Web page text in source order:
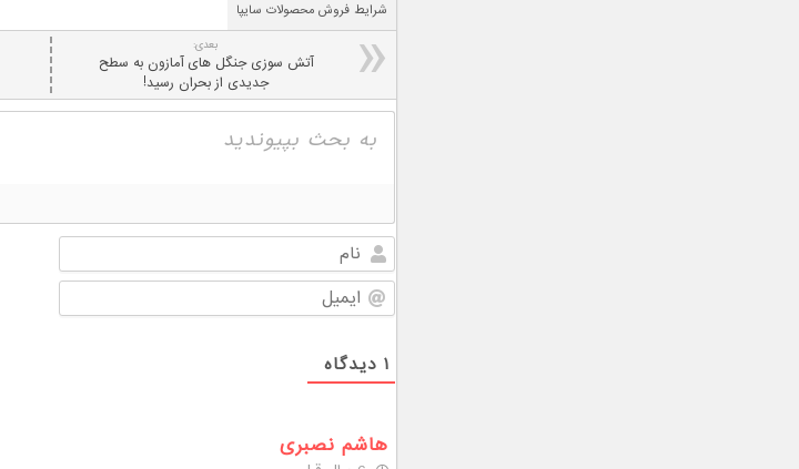
شرایط فروش محصولات سایپا
بعدی:
آتش سوزی جنگل های آمازون به سطح
جدیدی از بحران رسید!
نام
ایمیل
۱ دیدگاه
هاشم نصبری